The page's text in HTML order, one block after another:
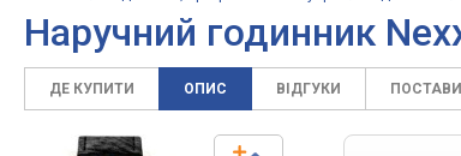
Наручний годинник
ДЕ КУПИТИ ОПИС ВІДГУКИ